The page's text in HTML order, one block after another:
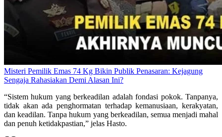
Misteri Pemilik Emas 74 Kg Bikin Publik Penasaran: Kejagung
Sengaja Rahasiakan Demi Alasan Ini?
“Sistem hukum yang berkeadilan adalah fondasi pokok. Tanpanya,
tidak akan ada penghormatan terhadap kemanusiaan, kerakyatan,
dan keadilan. Tanpa hukum yang berkeadilan, semua menjadi mahal
dan penuh ketidakpastian,” jelas Hasto.